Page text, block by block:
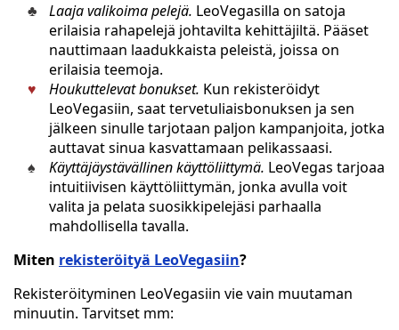
Laaja valikoima pelejä. LeoVegasilla on satoja
erilaisia rahapelejä johtavilta kehittäjiltä. Pääset
nauttimaan laadukkaista peleistä, joissa on
erilaisia teemoja.
Houkuttelevat bonukset. Kun rekisteröidyt
LeoVegasiin, saat tervetuliaisbonuksen ja sen
jälkeen sinulle tarjotaan paljon kampanjoita, jotka
auttavat sinua kasvattamaan pelikassaasi.
Käyttäjäystävällinen käyttöliittymä. LeoVegas tarjoaa
intuitiivisen käyttöliittymän, jonka avulla voit
valita ja pelata suosikkipelejäsi parhaalla
mahdollisella tavalla.
Miten rekisteröityä LeoVegasiin?
Rekisteröityminen LeoVegasiin vie vain muutaman
minuutin. Tarvitset mm: